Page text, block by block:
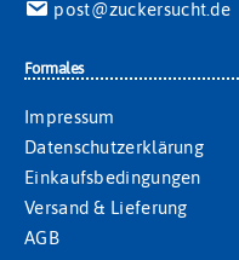
post@zuckersucht.de
Formales
Impressum
Datenschutzerklärung
Einkaufsbedingungen
Versand & Lieferung
AGB